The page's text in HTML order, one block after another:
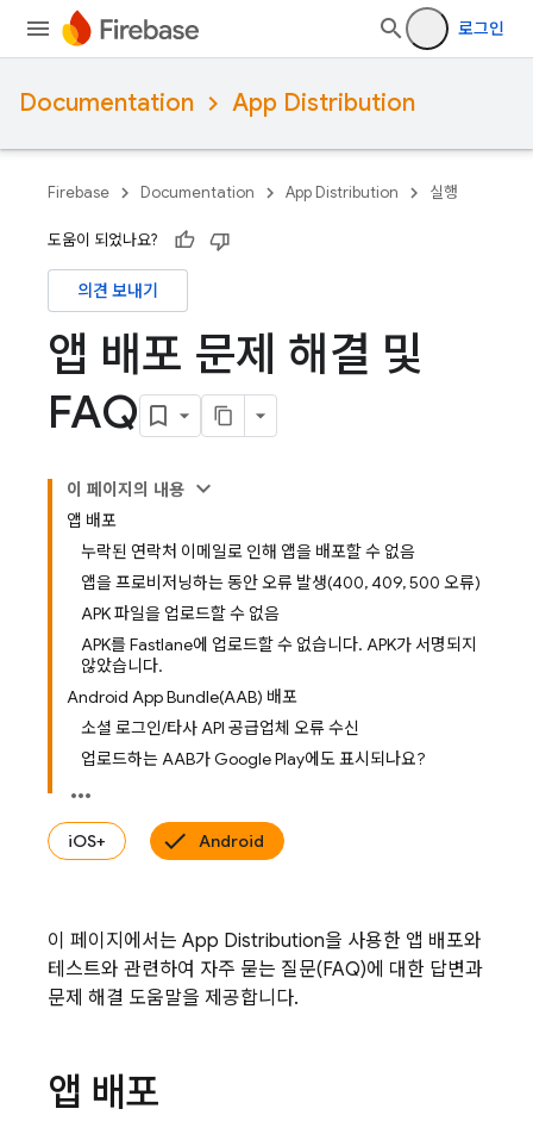
로그인
Documentation App Distribution
Firebase Documentation App Distribution 실행
도움이 되었나요?
의견 보내기
앱 배포 문제 해결 및
FAQ
이 페이지의 내용
앱 배포
누락된 연락처 이메일로 인해 앱을 배포할 수 없음
앱을 프로비저닝하는 동안 오류 발생(400, 409, 500 오류)
APK 파일을 업로드할 수 없음
APK를 Fastlane에 업로드할 수 없습니다. APK가 서명되지
않았습니다.
Android App Bundle(AAB) 배포
소셜 로그인/타사 API 공급업체 오류 수신
업로드하는 AAB가 Google Play에도 표시되나요?
iOS+ Android
이 페이지에서는 App Distribution을 사용한 앱 배포와
테스트와 관련하여 자주 묻는 질문(FAQ)에 대한 답변과
문제 해결 도움말을 제공합니다.
앱 배포